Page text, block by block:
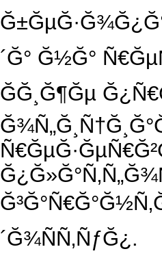
´Ğ° Ğ½Ğ°
ĞĞ¸Ğ¶Ğµ
´Ğ¾ÑÑ‚ÑƒĞ¿.